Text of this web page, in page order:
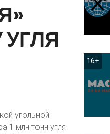
УГЛЯ
угольной
1 млн тонн угля
16+